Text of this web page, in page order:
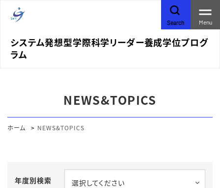
システム発想型学際科学リーダー養成学位プログ
ラム
Search Menu
NEWS&TOPICS
ホーム NEWS&TOPICS
年度別検索 選択してください